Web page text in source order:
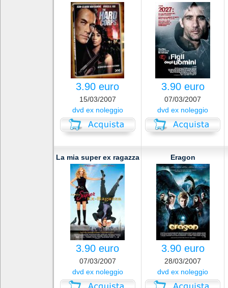
3.90 euro
15/03/2007
dvd ex noleggio
3.90 euro
07/03/2007
dvd ex noleggio
La mia super ex ragazza
3.90 euro
07/03/2007
dvd ex noleggio
Eragon
3.90 euro
28/03/2007
dvd ex noleggio